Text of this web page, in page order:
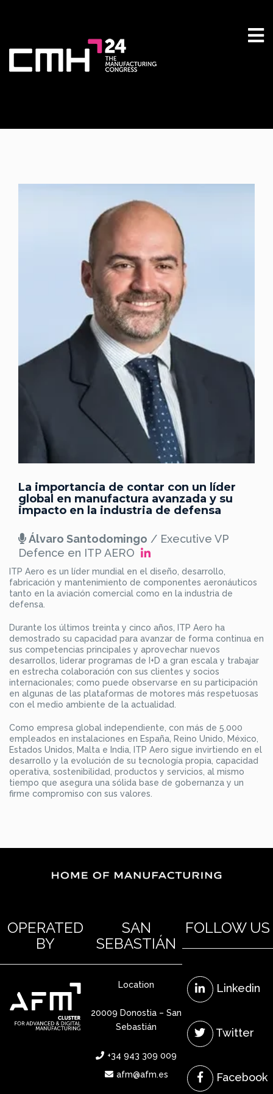
La importancia de contar con un líder
global en manufactura avanzada y su
impacto en la industria de defensa
Álvaro Santodomingo / Executive VP
Defence en ITP AERO
ITP Aero es un líder mundial en el diseño, desarrollo,
fabricación y mantenimiento de componentes aeronáuticos
tanto en la aviación comercial como en la industria de
defensa.
Durante los últimos treinta y cinco años, ITP Aero ha
demostrado su capacidad para avanzar de forma continua en
sus competencias principales y aprovechar nuevos
desarrollos, liderar programas de I+D a gran escala y trabajar
en estrecha colaboración con sus clientes y socios
internacionales; como puede observarse en su participación
en algunas de las plataformas de motores más respetuosas
con el medio ambiente de la actualidad.
Como empresa global independiente, con más de 5.000
empleados en instalaciones en España, Reino Unido, México,
Estados Unidos, Malta e India, ITP Aero sigue invirtiendo en el
desarrollo y la evolución de su tecnología propia, capacidad
operativa, sostenibilidad, productos y servicios, al mismo
tiempo que asegura una sólida base de gobernanza y un
firme compromiso con sus valores.
OPERATED
BY
SAN
SEBASTIÁN
Location
20009 Donostia – San
Sebastián
+34 943 309 009
afm@afm.es
FOLLOW US
Linkedin
Twitter
Facebook